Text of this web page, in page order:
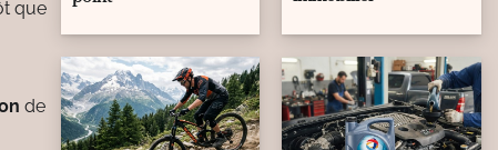
que
de